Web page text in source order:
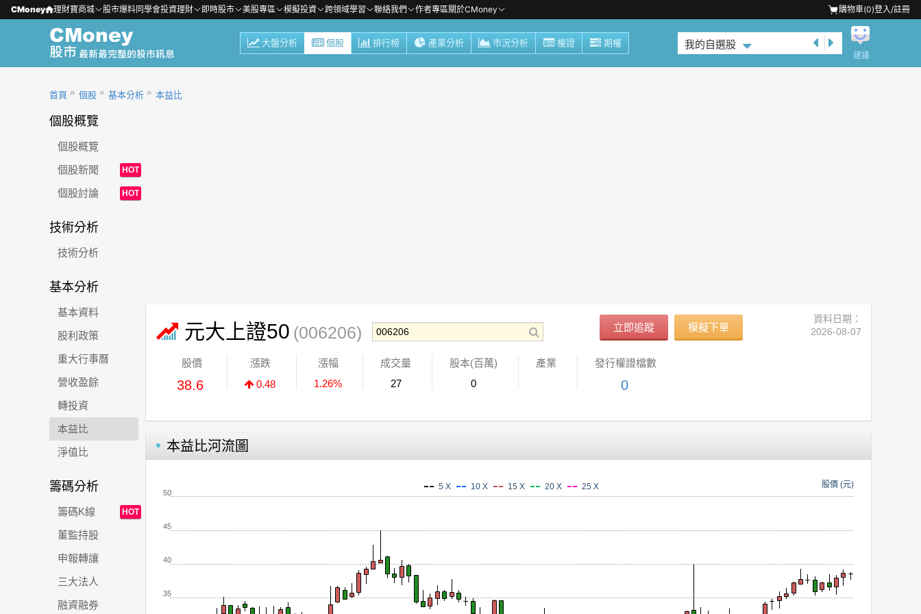
CMoney 理財寶商城 股市爆料同學會投資理財 即時股市 美股專區 模擬投資 跨領域學習 聯絡我們 作者專區關於CMoney 購物車(0)登入/註冊
大盤分析 個股 排行榜 產業分析 市況分析 權證 期權 我的自選股
建議
首頁 個股 基本分析 本益比
個股概覽
個股概覽
個股新聞
HOT
個股討論 HOT
技術分析
技術分析
基本分析
基本資料
股利政策
重大行事曆
營收盈餘
轉投資
本益比
淨值比
籌碼分析
籌碼K線 HOT
董監持股
申報轉讓
三大法人
融資融券
元大上證50 (006206) 立即追蹤 模擬下單
資料日期：
2026-08-07
股價
38.6
漲跌
0.48
漲幅
1.26%
成交量
27
股本(百萬)
0
產業 發行權證檔數
0
本益比河流圖
股價 (元)
5 X 10 X 15 X 20 X 25 X
35
40
45
50